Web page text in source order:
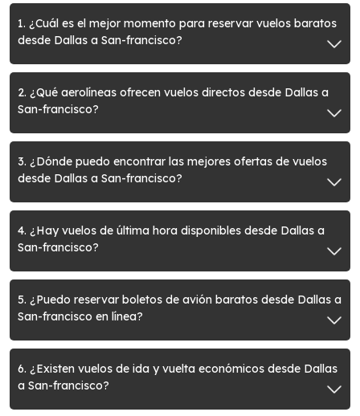
1. ¿Cuál es el mejor momento para reservar vuelos baratos
desde Dallas a San-francisco?
2. ¿Qué aerolíneas ofrecen vuelos directos desde Dallas a
San-francisco?
3. ¿Dónde puedo encontrar las mejores ofertas de vuelos
desde Dallas a San-francisco?
4. ¿Hay vuelos de última hora disponibles desde Dallas a
San-francisco?
5. ¿Puedo reservar boletos de avión baratos desde Dallas a
San-francisco en línea?
6. ¿Existen vuelos de ida y vuelta económicos desde Dallas
a San-francisco?